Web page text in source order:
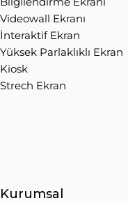
Videowall Ekranı
İnteraktif Ekran
Yüksek Parlaklıklı Ekran
Kiosk
Strech Ekran
Kurumsal